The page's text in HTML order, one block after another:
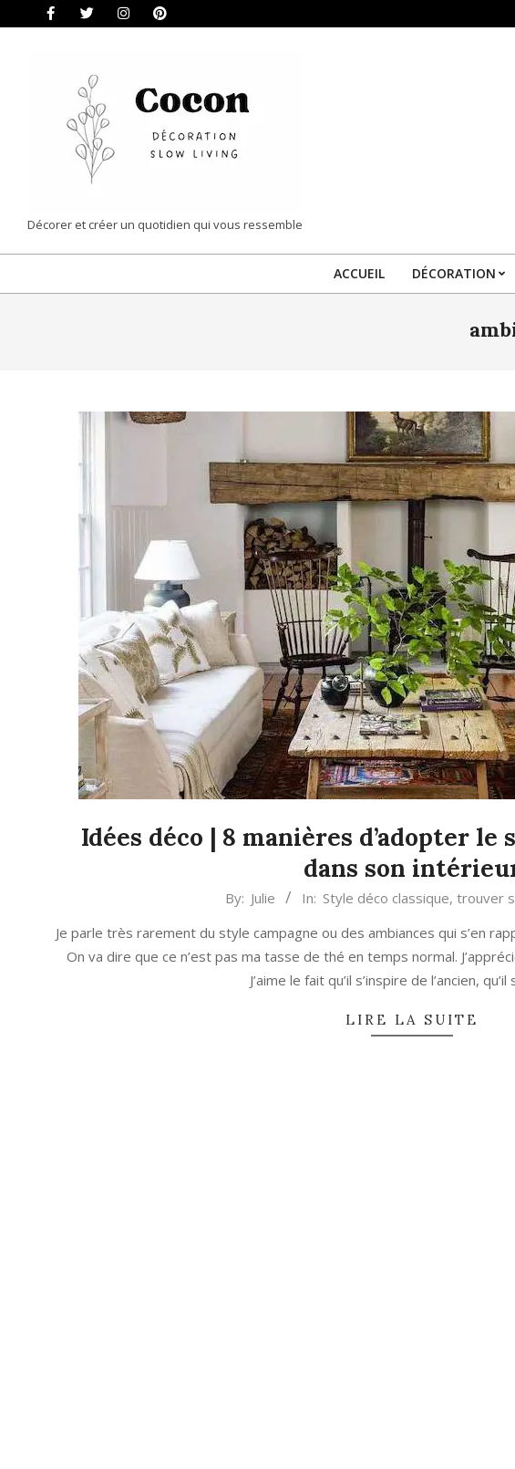
COCON
|
DÉCORATION
Décorer et créer un quotidien qui vous ressemble
ACCUEIL DÉCORATION
Idées déco | 8 manières d’adopter
dans son
01
By: Julie In: Style déco classique, trouver
Je parle très rarement du style campagne ou des ambiances qui s’en
On va dire que ce n’est pas ma tasse de thé en temps normal.
J’aime le fait qu’il s’inspire de l’ancien,
LIRE LA SUITE